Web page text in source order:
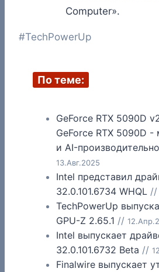
Computer».
Метки
#TechPowerUp
По теме:
GeForce RTX 5090D
GeForce RTX 5090D -
и AI-
13.Авг.2025
Intel представил
32.0.101.6734 WHQL //
TechPowerUp
GPU-Z 2.65.1 //
Intel выпускает
32.0.101.6732 Beta //
Finalwire выпускает